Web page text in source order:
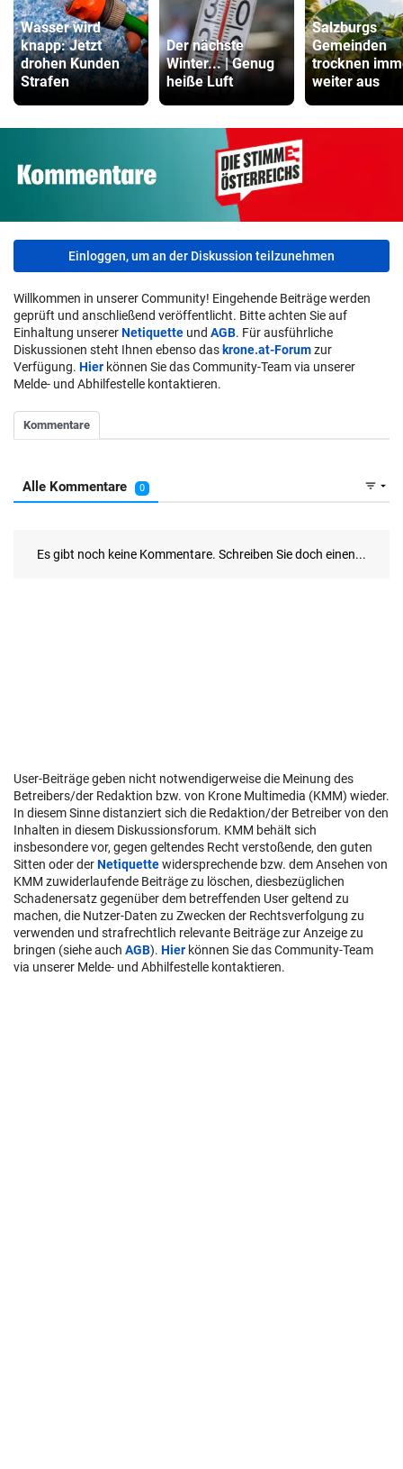
Wasser wird
knapp: Jetzt
drohen Kunden
Strafen
Der nächste
Winter... | Genug
heiße Luft
Salzburgs
Gemeinden
trocknen
weiter aus
Einloggen, um an der Diskussion teilzunehmen
Willkommen in unserer Community! Eingehende Beiträge werden
geprüft und anschließend veröffentlicht. Bitte achten Sie auf
Einhaltung unsererNetiquette und AGB. Für ausführliche
Diskussionen steht Ihnen ebenso daskrone.at-Forumzur
Verfügung. Hier können Sie das Community-Team via unserer
Melde- und Abhilfestelle kontaktieren.
User-Beiträge geben nicht notwendigerweise die Meinung des
Betreibers/der Redaktion bzw. von Krone Multimedia (KMM) wieder.
In diesem Sinne distanziert sich die Redaktion/der Betreiber von den
Inhalten in diesem Diskussionsforum. KMM behält sich
insbesondere vor, gegen geltendes Recht verstoßende, den guten
Sitten oder derNetiquettewidersprechende bzw. dem Ansehen von
KMM zuwiderlaufende Beiträge zu löschen, diesbezüglichen
Schadenersatz gegenüber dem betreffenden User geltend zu
machen, die Nutzer-Daten zu Zwecken der Rechtsverfolgung zu
verwenden und strafrechtlich relevante Beiträge zur Anzeige zu
bringen (siehe auch AGB). Hier können Sie das Community-Team
via unserer Melde- und Abhilfestelle kontaktieren.